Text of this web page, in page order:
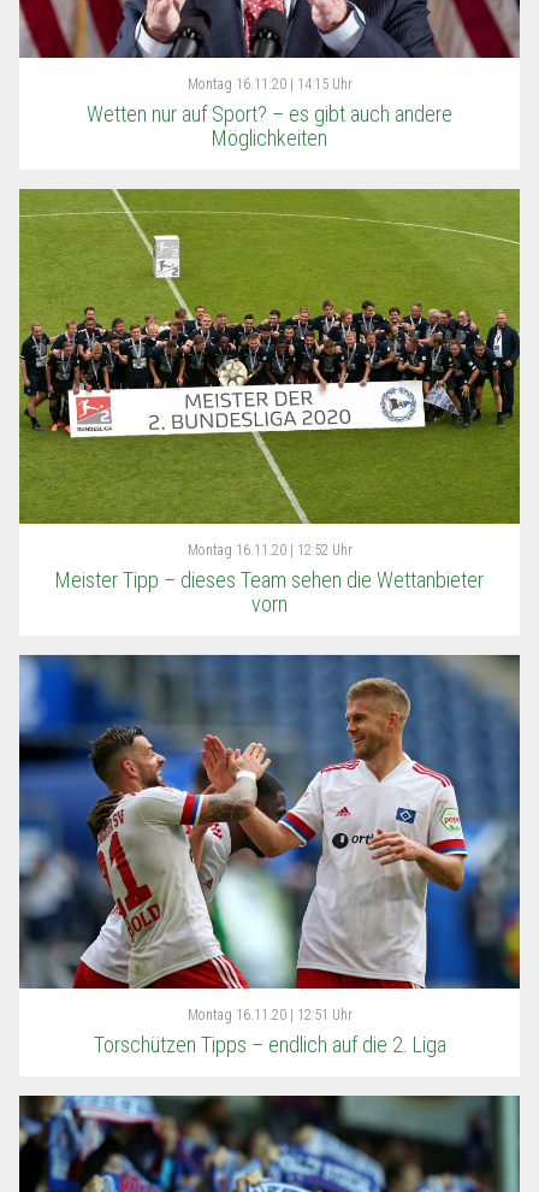
Montag 16.11.20 | 14:15 Uhr
Wetten nur auf Sport? – es gibt auch andere
Möglichkeiten
Montag 16.11.20 | 12:52 Uhr
Meister Tipp – dieses Team sehen die Wettanbieter
vorn
Montag 16.11.20 | 12:51 Uhr
Torschützen Tipps – endlich auf die 2. Liga